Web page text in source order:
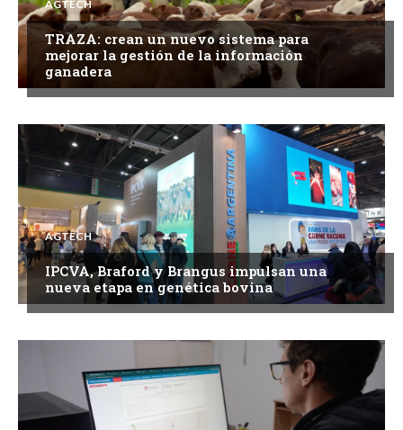
AGTECH
TRAZA: crean un nuevo sistema para
mejorar la gestión de la información
ganadera
AGTECH
IPCVA, Braford y Brangus impulsan una
nueva etapa en genética bovina